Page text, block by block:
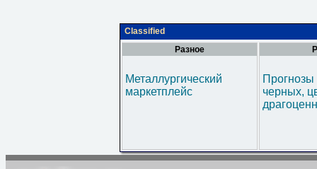
Classified
Разное
Металлургический
маркетплейс
черных,